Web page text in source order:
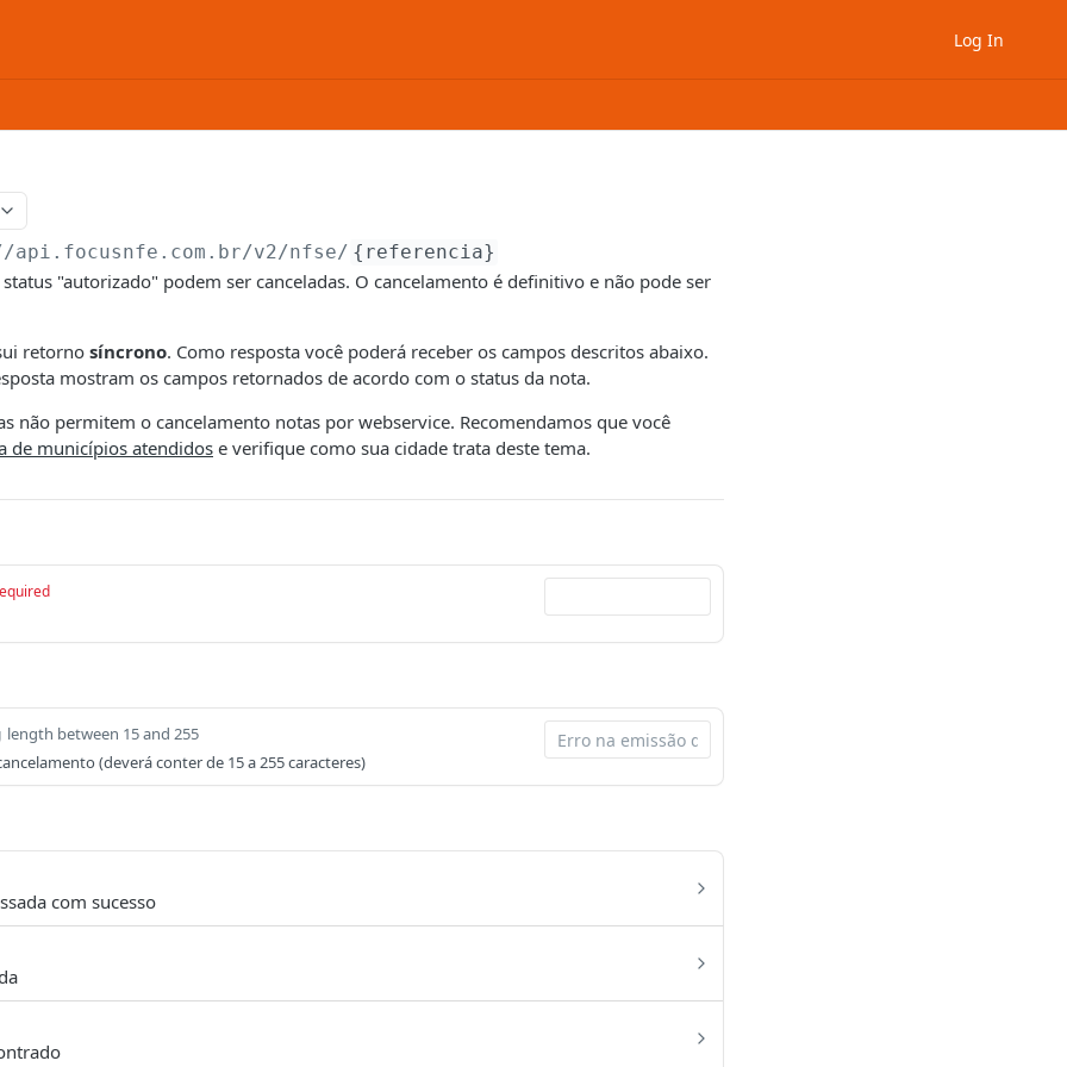
Log In
v2/nfse/ {referencia}
"autorizado" podem ser canceladas. O cancelamento é definitivo e não pode ser
retorno síncrono. Como resposta você poderá receber os campos descritos abaixo.
mostram os campos retornados de acordo com o status da nota.
não permitem o cancelamento notas por webservice. Recomendamos que você
de municípios atendidos e verifique como sua cidade trata deste tema.
length between 15 and 255
(deverá conter de 15 a 255 caracteres)
com sucesso